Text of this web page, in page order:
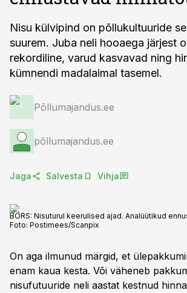
Nisu külvipind on põllukultuuride
suurem. Juba neli hooaega järjest
rekordiline, varud kasvavad ning
kümnendi madalaimal tasemel.
Põllumajandus.ee
põllumajandus.ee
Jaga Salvesta Vihja
BÖRS: Nisuturul keerulised ajad. Analüütikud
Foto: Postimees/Scanpix
On aga ilmunud märgid, et
enam kaua kesta. Või väheneb
nisufutuuride neli aastat kestnud